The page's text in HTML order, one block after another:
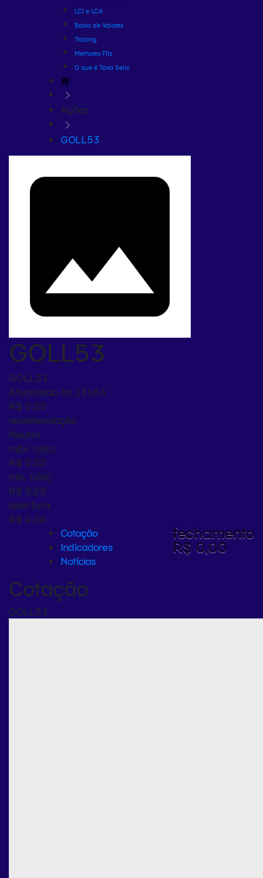
LCI e LCA
Bolsa de Valores
Trading
Melhores FIIs
O que é Taxa Selic
Ações
GOLL53
GOLL53
GOLL53
Atualizado às 13h03
R$ 0,00
recomendação
Neutro
máx. (dia)
R$ 0,00
mín. (dia)
R$ 0,00
abertura
R$ 0,00
fechamento
R$ 0,00
Cotação
Indicadores
Notícias
Cotação
GOLL53